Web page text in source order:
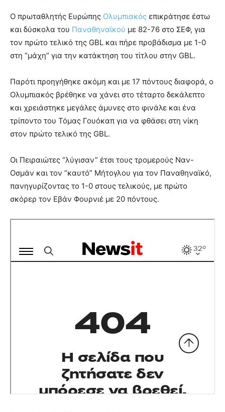
Ο πρωταθλητής Ευρώπης Ολυμπιακός επικράτησε έστω
και δύσκολα του Παναθηναϊκού με 82-76 στο ΣΕΦ, για
τον πρώτο τελικό της GBL και πήρε προβάδισμα με 1-0
στη “μάχη” για την κατάκτηση του τίτλου στην GBL.
Παρότι προηγήθηκε ακόμη και με 17 πόντους διαφορά, ο
Ολυμπιακός βρέθηκε να χάνει στο τέταρτο δεκάλεπτο
και χρειάστηκε μεγάλες άμυνες στο φινάλε και ένα
τρίποντο του Τόμας Γουόκαπ για να φθάσει στη νίκη
στον πρώτο τελικό της GBL.
Οι Πειραιώτες “λύγισαν” έτσι τους τρομερούς Ναν-
Οσμάν και τον “καυτό” Μήτογλου για τον Παναθηναϊκό,
πανηγυρίζοντας το 1-0 στους τελικούς, με πρώτο
σκόρερ τον Εβάν Φουρνιέ με 20 πόντους.